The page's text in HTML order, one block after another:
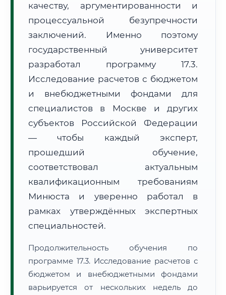
Расчет логистики оригиналов:
• Маршрут транзита:
• Экспресс-доставка СДЭК / Почтой: 4–6 рабочих дней
📜 Документы и аккредитация ФИС ФРДО
Нажмите на документ для увеличения и просмотра
качеству, аргументированности и
процессуальной безупречности
заключений. Именно поэтому
государственный университет
разработал программу 17.3.
Исследование расчетов с бюджетом
и внебюджетными фондами для
специалистов в Москве и других
субъектов Российской Федерации
— чтобы каждый эксперт,
прошедший обучение,
соответствовал актуальным
квалификационным требованиям
Минюста и уверенно работал в
рамках утверждённых экспертных
специальностей.
Продолжительность обучения по
программе 17.3. Исследование расчетов с
бюджетом и внебюджетными фондами
варьируется от нескольких недель до